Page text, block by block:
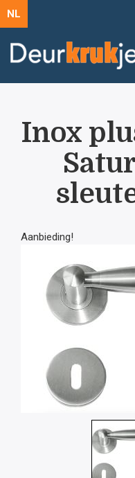
NL
Inox
Aanbieding!